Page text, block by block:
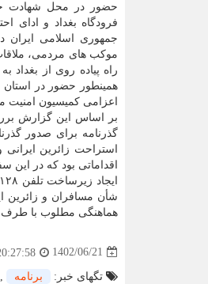
حضور در محل شهادت
فرودگاه بغداد و ادای
جمهوری اسلامی ایران در
موکب های مردمی،
راه پیاده روی از بغداد
همینطور حضور در استان
اعزامی کمیسیون امنیت
بر اساس این گزارش
گذرنامه برای صدور
استراحت زائرین
اقداماتی بود که در
شأن مسافران و زائرین
هماهنگی مطلوب با
1402/06/21
تگهای خبر: برنامه